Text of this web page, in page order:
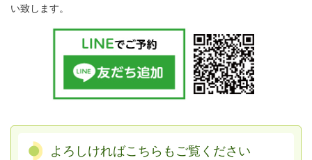
い致します。
よろしければこちらもご覧ください